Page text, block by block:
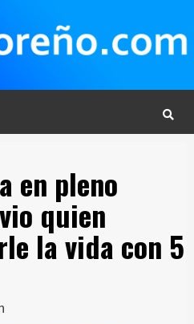
en pleno
quien
la vida con 5